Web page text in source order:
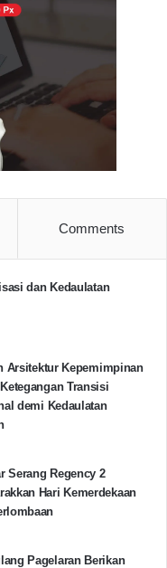
Selaku
terima kasih
menerima dan
memohon maaf
terhadap
67 Uniba
Comments
dan Kedaulatan
Arsitektur Kepemimpinan
Transisi
demi Kedaulatan
Serang Regency 2
Hari Kemerdekaan
Pagelaran Berikan